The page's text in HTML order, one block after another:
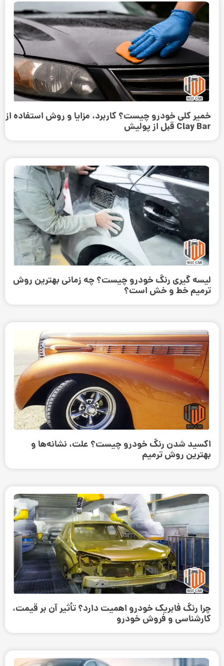
خمیر کلی خودرو چیست؟ کاربرد، مزایا و روش استفاده از
Clay Bar قبل از پولیش
لیسه گیری رنگ خودرو چیست؟ چه زمانی بهترین روش
ترمیم خط و خش است؟
اکسید شدن رنگ خودرو چیست؟ علت، نشانه‌ها و
بهترین روش ترمیم
چرا رنگ فابریک خودرو اهمیت دارد؟ تأثیر آن بر قیمت،
کارشناسی و فروش خودرو